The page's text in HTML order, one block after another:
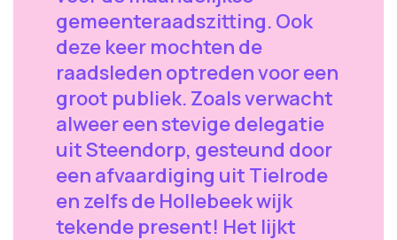
gemeenteraadszitting. Ook
deze keer mochten de
raadsleden optreden voor een
groot publiek. Zoals verwacht
alweer een stevige delegatie
uit Steendorp, gesteund door
een afvaardiging uit Tielrode
en zelfs de Hollebeek wijk
tekende present! Het lijkt